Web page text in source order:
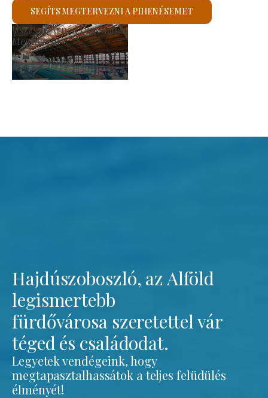
SEGÍTS MEGTERVEZNI A PIHENÉSEMET
Termelői Piac
Megnézem
Hajdúszoboszló, az Alföld
legismertebb
fürdővárosa szeretettel vár
téged és családodat.
Legyetek vendégeink, hogy
megtapasztalhassátok a teljes felüdülés
élményét!